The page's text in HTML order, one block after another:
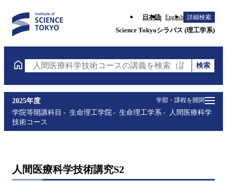
日本語 English 詳細検索
Science Tokyoシラバス (理工学系)
人間医療科学技術コースの講義を検索（講義名・科
検索
学部・課程を開閉
2025年度
学院等開講科目
生命理工学院 生命理工学系
人間医療科学
技術コース
人間医療科学技術講究S2